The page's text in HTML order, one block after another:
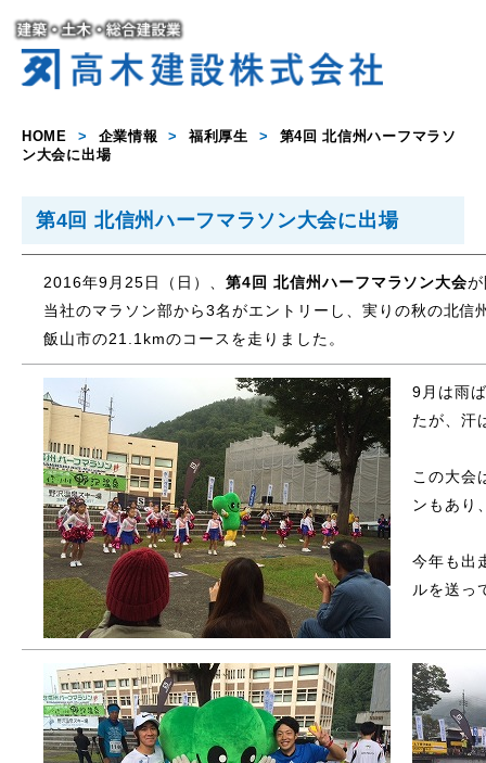
HOME > 企業情報 > 福利厚生 >
第4回 北信州ハーフマラソ
ン大会に出場
第4回 北信州ハーフマラソン大会に出場
2016年9月25日（日）、 第4回 北信州ハーフマラソン大会
当社のマラソン部から3名がエントリーし、実りの秋の北信
飯山市の21.1kmのコースを走りました。
9月は雨
たが、汗
この大会
ンもあり
今年も出
ルを送っ